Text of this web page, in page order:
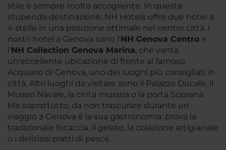
stile è sempre molto accogliente. In questa
stupenda destinazione, NH Hotels offre due hotel a
4 stelle in una posizione ottimale nel centro città. I
nostri hotel a Genova sono l'NH Genova Centro e
l'NH Collection Genova Marina, che vanta
un'eccellente ubicazione di fronte al famoso
Acquario di Genova, uno dei luoghi più consigliati in
città. Altri luoghi da visitare sono il Palazzo Ducale, il
Museo Navale, la cinta muraria o la porta Soprana.
Ma soprattutto, da non trascurare durante un
viaggio a Genova è la sua gastronomia: prova la
tradizionale focaccia, il gelato, la colazione artigianale
o i deliziosi piatti di pesce.